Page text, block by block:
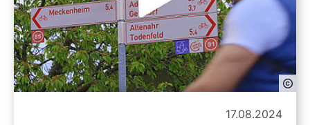
17.08.2024